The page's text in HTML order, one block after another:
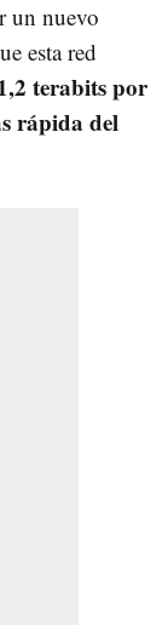
un nuevo
esta red
terabits por
rápida del